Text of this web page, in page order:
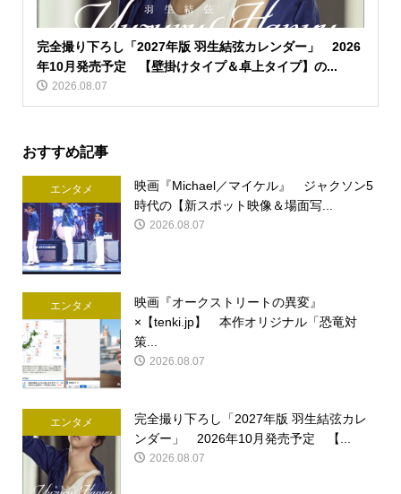
完全撮り下ろし「2027年版 羽生結弦カレンダー」 2026
年10月発売予定 【壁掛けタイプ＆卓上タイプ】の...
2026.08.07
おすすめ記事
エンタメ
映画『Michael／マイケル』 ジャクソン5
時代の【新スポット映像＆場面写...
2026.08.07
エンタメ
映画『オークストリートの異変』
×【tenki.jp】 本作オリジナル「恐竜対
策...
2026.08.07
エンタメ
完全撮り下ろし「2027年版 羽生結弦カレ
ンダー」 2026年10月発売予定 【...
2026.08.07